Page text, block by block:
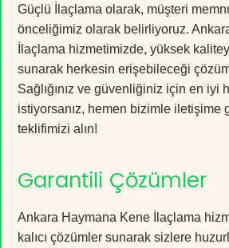
Güçlü İlaçlama olarak, müşteri
önceliğimiz olarak belirliyoruz.
İlaçlama hizmetimizde, yüksek
sunarak herkesin erişebileceği
Sağlığınız ve güvenliğiniz için en iyi
istiyorsanız, hemen bizimle iletişime
teklifimizi alın!
Garantili Çözümler
Ankara Haymana Kene İlaçlama
kalıcı çözümler sunarak sizlere